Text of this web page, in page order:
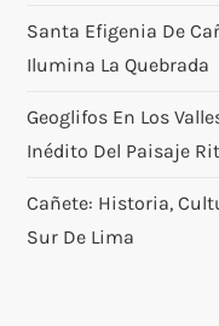
Santa Efigenia De
Ilumina La Quebrada
Geoglifos En Los
Inédito Del Paisaje
Cañete: Historia,
Sur De Lima